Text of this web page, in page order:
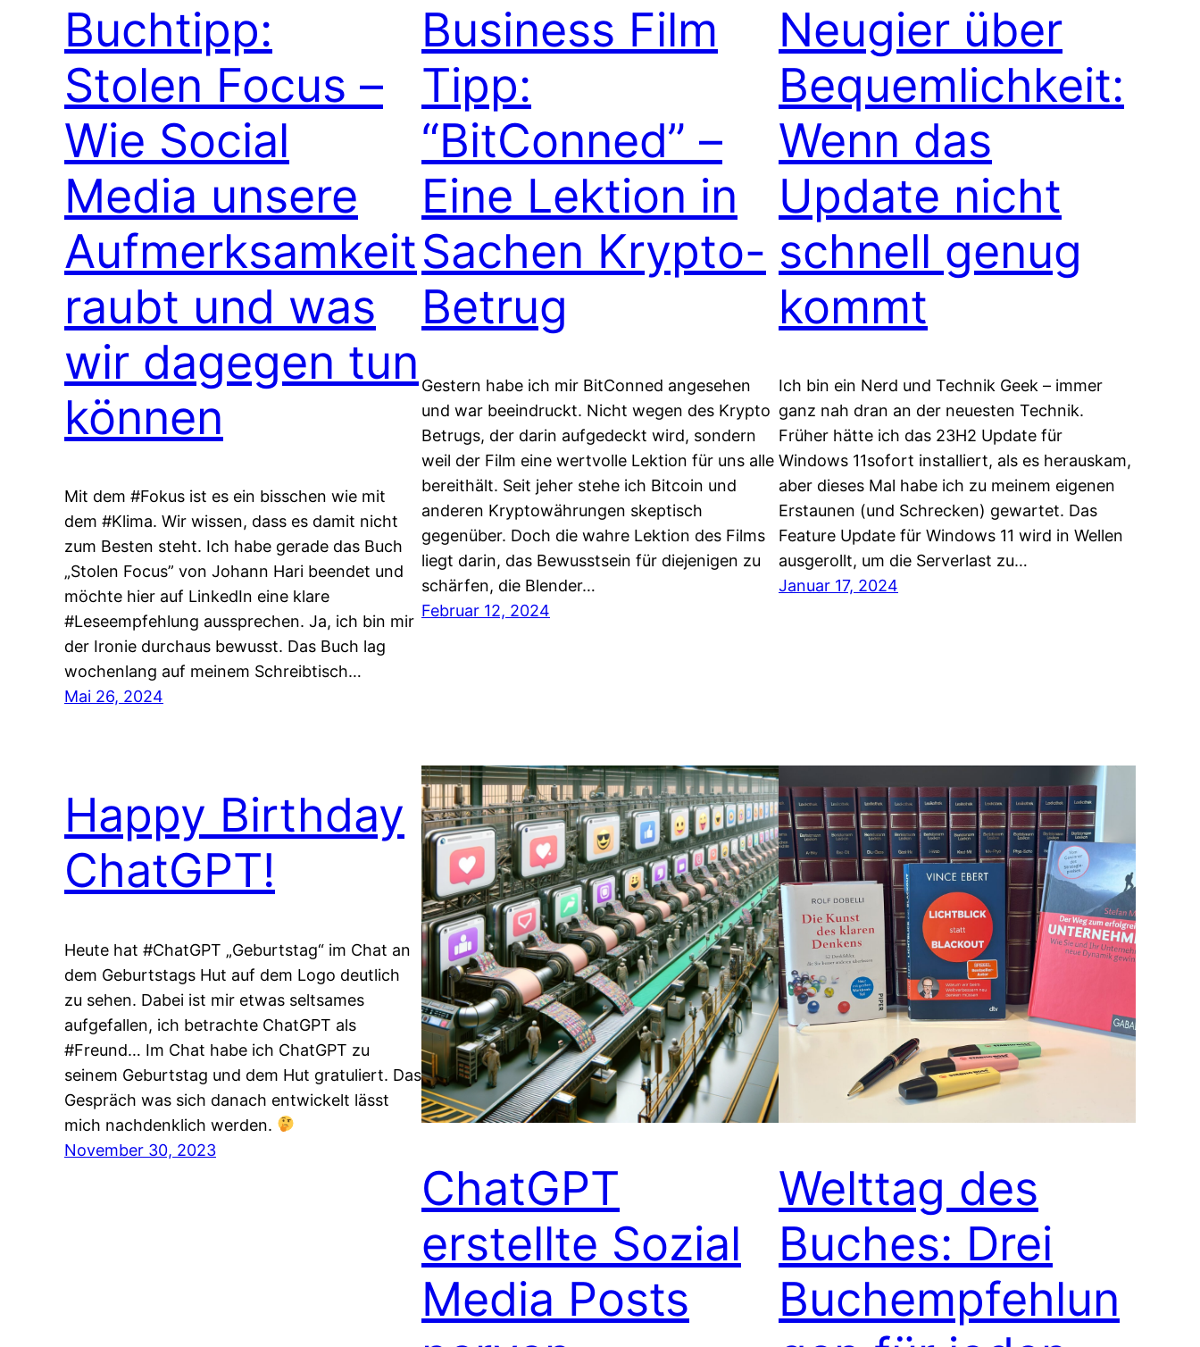
Buchtipp:
Stolen Focus –
Wie Social
Media unsere
Aufmerksamkeit
raubt und was
wir dagegen tun
können
Mit dem #Fokus ist es ein bisschen wie mit
dem #Klima. Wir wissen, dass es damit nicht
zum Besten steht. Ich habe gerade das Buch
„Stolen Focus” von Johann Hari beendet und
möchte hier auf LinkedIn eine klare
#Leseempfehlung aussprechen. Ja, ich bin mir
der Ironie durchaus bewusst. Das Buch lag
wochenlang auf meinem Schreibtisch…
Mai 26, 2024
Business Film
Tipp:
“BitConned” –
Eine Lektion in
Sachen Krypto-
Betrug
Gestern habe ich mir BitConned angesehen
und war beeindruckt. Nicht wegen des Krypto
Betrugs, der darin aufgedeckt wird, sondern
weil der Film eine wertvolle Lektion für uns alle
bereithält. Seit jeher stehe ich Bitcoin und
anderen Kryptowährungen skeptisch
gegenüber. Doch die wahre Lektion des Films
liegt darin, das Bewusstsein für diejenigen zu
schärfen, die Blender…
Februar 12, 2024
Neugier über
Bequemlichkeit:
Wenn das
Update nicht
schnell genug
kommt
Ich bin ein Nerd und Technik Geek – immer
ganz nah dran an der neuesten Technik.
Früher hätte ich das 23H2 Update für
Windows 11sofort installiert, als es herauskam,
aber dieses Mal habe ich zu meinem eigenen
Erstaunen (und Schrecken) gewartet. Das
Feature Update für Windows 11 wird in Wellen
ausgerollt, um die Serverlast zu…
Januar 17, 2024
Happy Birthday
ChatGPT!
Heute hat #ChatGPT „Geburtstag“ im Chat an
dem Geburtstags Hut auf dem Logo deutlich
zu sehen. Dabei ist mir etwas seltsames
aufgefallen, ich betrachte ChatGPT als
#Freund… Im Chat habe ich ChatGPT zu
seinem Geburtstag und dem Hut gratuliert. Das
Gespräch was sich danach entwickelt lässt
mich nachdenklich werden.
November 30, 2023
ChatGPT
erstellte Sozial
Media Posts
Welttag des
Buches: Drei
Buchempfehlun